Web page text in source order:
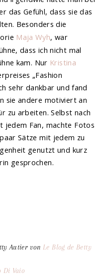
das Gefühl, dass sie das
Besonders die
Maja Wyh, war
dass ich nicht mal
kam. Nur Kristina
„Fashion
sehr dankbar und fand
sie andere motiviert an
zu arbeiten. Selbst nach
jedem Fan, machte Fotos
Sätze mit jedem zu
genutzt und kurz
gesprochen.
Autier von Le Blog de Betty
Di Vaio